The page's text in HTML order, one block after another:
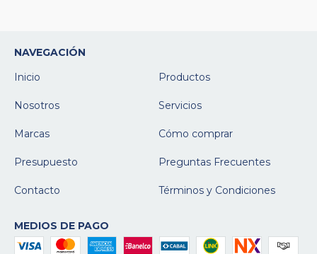
NAVEGACIÓN
Inicio
Productos
Nosotros Servicios
Marcas Cómo comprar
Presupuesto Preguntas Frecuentes
Contacto Términos y Condiciones
MEDIOS DE PAGO